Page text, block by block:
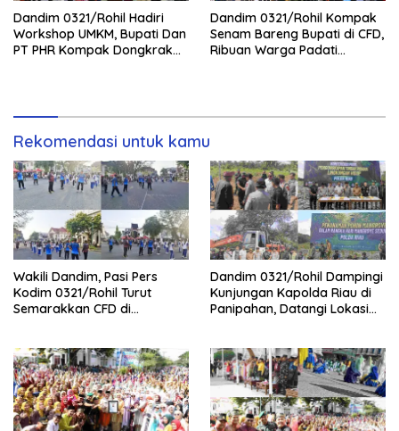
Dandim 0321/Rohil Hadiri
Workshop UMKM, Bupati Dan
PT PHR Kompak Dongkrak
Dandim 0321/Rohil Kompak
Senam Bareng Bupati di CFD,
Ribuan Warga Padati
Rekomendasi untuk kamu
Wakili Dandim, Pasi Pers
Kodim 0321/Rohil Turut
Semarakkan CFD di
Dandim 0321/Rohil Dampingi
Kunjungan Kapolda Riau di
Panipahan, Datangi Lokasi